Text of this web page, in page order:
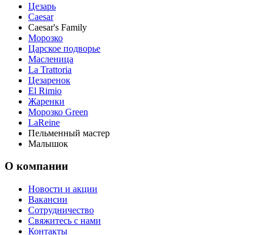
Цезарь
Caesar
Caesar's Family
Морозко
Царское подворье
Масленица
La Trattoria
Цезаренок
El Rimio
Жаренки
Морозко Green
LaReine
Пельменный мастер
Малышок
О компании
Новости и акции
Вакансии
Сотрудничество
Свяжитесь с нами
Контакты